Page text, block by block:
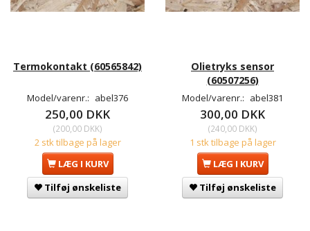
Termokontakt (60565842)
Model/varenr.: abel376
250,00 DKK
(200,00 DKK)
2 stk tilbage på lager
LÆG I KURV
Tilføj ønskeliste
Olietryks sensor
(60507256)
Model/varenr.: abel381
300,00 DKK
(240,00 DKK)
1 stk tilbage på lager
LÆG I KURV
Tilføj ønskeliste